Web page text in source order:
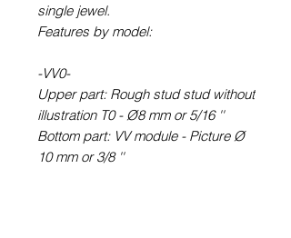
single jewel.
Features by model:
-VV0-
Upper part: Rough stud stud without
illustration T0 - Ø8 mm or 5/16 ''
Bottom part: VV module - Picture Ø
10 mm or 3/8 ''